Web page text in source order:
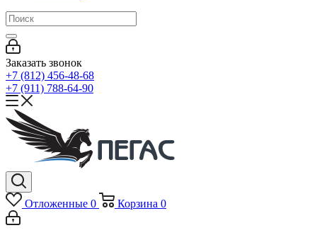
Заказать звонок
+7 (812) 456-48-68
+7 (911) 788-64-90
Отложенные 0 Корзина 0